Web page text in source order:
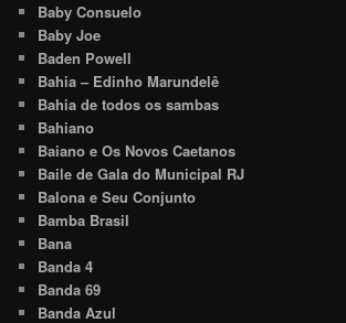
Baby Consuelo
Baby Joe
Baden Powell
Bahia – Edinho Marundelê
Bahia de todos os sambas
Bahiano
Baiano e Os Novos Caetanos
Baile de Gala do Municipal RJ
Balona e Seu Conjunto
Bamba Brasil
Bana
Banda 4
Banda 69
Banda Azul